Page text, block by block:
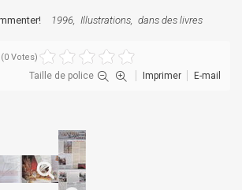
1996 Illustrations dans des livres
(0 Votes)
Taille de police Imprimer E-mail